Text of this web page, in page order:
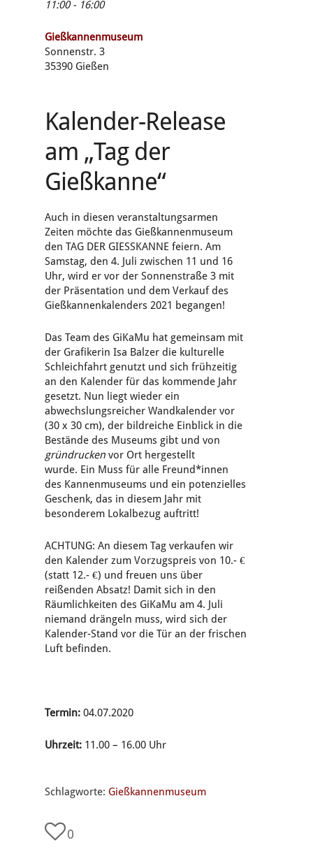
11:00 - 16:00
Gießkannenmuseum
Sonnenstr. 3
35390 Gießen
Kalender-Release
am „Tag der
Gießkanne“
Auch in diesen veranstaltungsarmen
Zeiten möchte das Gießkannenmuseum
den TAG DER GIESSKANNE feiern. Am
Samstag, den 4. Juli zwischen 11 und 16
Uhr, wird er vor der Sonnenstraße 3 mit
der Präsentation und dem Verkauf des
Gießkannenkalenders 2021 begangen!
Das Team des GiKaMu hat gemeinsam mit
der Grafikerin Isa Balzer die kulturelle
Schleichfahrt genutzt und sich frühzeitig
an den Kalender für das kommende Jahr
gesetzt. Nun liegt wieder ein
abwechslungsreicher Wandkalender vor
(30 x 30 cm), der bildreiche Einblick in die
Bestände des Museums gibt und von
gründrucken vor Ort hergestellt
wurde. Ein Muss für alle Freund*innen
des Kannenmuseums und ein potenzielles
Geschenk, das in diesem Jahr mit
besonderem Lokalbezug auftritt!
ACHTUNG: An diesem Tag verkaufen wir
den Kalender zum Vorzugspreis von 10.- €
(statt 12.- €) und freuen uns über
reißenden Absatz! Damit sich in den
Räumlichkeiten des GiKaMu am 4. Juli
niemand drängeln muss, wird sich der
Kalender-Stand vor die Tür an der frischen
Luft befinden.
Termin: 04.07.2020
Uhrzeit: 11.00 – 16.00 Uhr
Schlagworte: Gießkannenmuseum
0